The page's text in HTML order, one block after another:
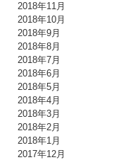
2018年11月
2018年10月
2018年9月
2018年8月
2018年7月
2018年6月
2018年5月
2018年4月
2018年3月
2018年2月
2018年1月
2017年12月